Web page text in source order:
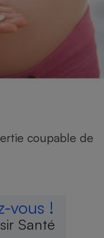
coupable de
vous !
Santé